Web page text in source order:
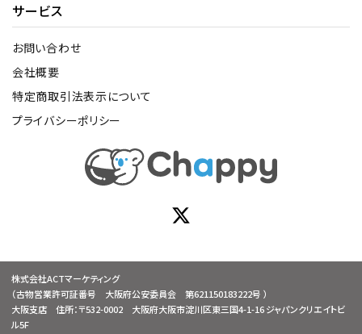
サービス
お問い合わせ
会社概要
特定商取引法表示について
プライバシーポリシー
株式会社ACTマーケティング
（古物営業許可証番号 大阪府公安委員会 第621150183222号 ）
大阪支店 住所：〒532-0002 大阪府大阪市淀川区東三国4-1-16 ジャパンクリエイトビ
ル5F